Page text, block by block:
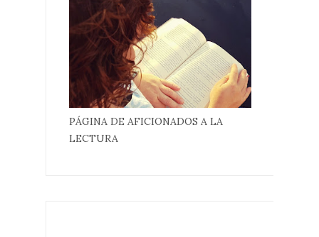
PÁGINA DE AFICIONADOS A LA
LECTURA